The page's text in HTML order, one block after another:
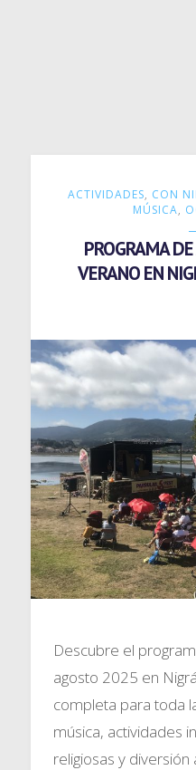
ACTIVIDADES, CON
MÚSICA,
PROGRAMA
VERANO EN
Descubre el
agosto 2025 en
completa para toda
música, actividades
religiosas y diversión